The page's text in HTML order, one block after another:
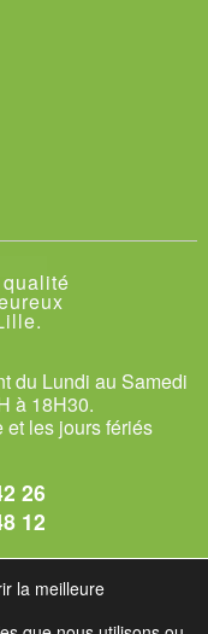
du Lundi au Samedi
à 18H30.
et les jours fériés
26
12
sur-la-Lys.
la meilleure